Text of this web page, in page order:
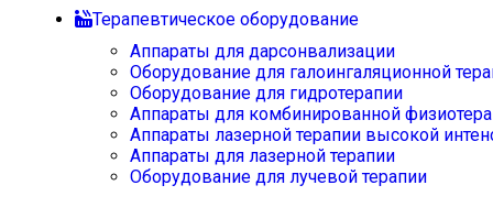
Терапевтическое оборудование
Аппараты для дарсонвализации
Оборудование для галоингаляционной
Оборудование для гидротерапии
Аппараты для комбинированной
Аппараты лазерной терапии высокой
Аппараты для лазерной терапии
Оборудование для лучевой терапии